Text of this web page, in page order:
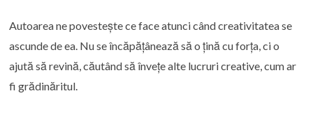
Autoarea ne povestește ce face atunci când creativitatea se
ascunde de ea. Nu se încăpățânează să o țină cu forța, ci o
ajută să revină, căutând să învețe alte lucruri creative, cum ar
fi grădinăritul.